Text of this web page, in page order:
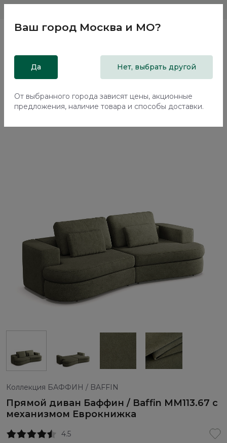
Главная Мягкая мебель
Диваны
Прямой диван Баффин / Baffin ММ113.67 с механизмом
Коллекция БАФФИН / BAFFIN
Прямой диван Баффин / Baffin ММ113.67 с
механизмом Еврокнижка
4.5
Ваш город Москва и МО?
Да Нет, выбрать другой
От выбранного города зависят цены, акционные
предложения, наличие товара и способы доставки.